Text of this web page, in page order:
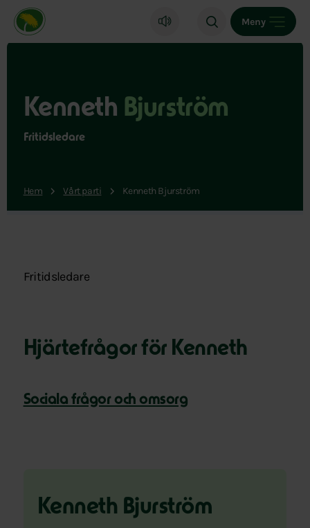
Miljöpartiet de gröna, startsida
Meny
Kenneth Bjurström
Fritidsledare
Hem Vårt parti Kenneth Bjurström
Fritidsledare
Hjärtefrågor för Kenneth
Sociala frågor och omsorg
Kenneth Bjurström